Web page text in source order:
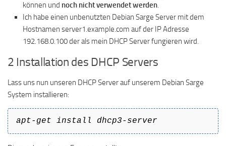
können und noch nicht verwendet werden.
Ich habe einen unbenutzten Debian Sarge Server mit dem
Hostnamen server1.example.com auf der IP Adresse
192.168.0.100 der als mein DHCP Server fungieren wird.
2 Installation des DHCP Servers
Lass uns nun unseren DHCP Server auf unserem Debian Sarge
System installieren:
apt-get install dhcp3-server